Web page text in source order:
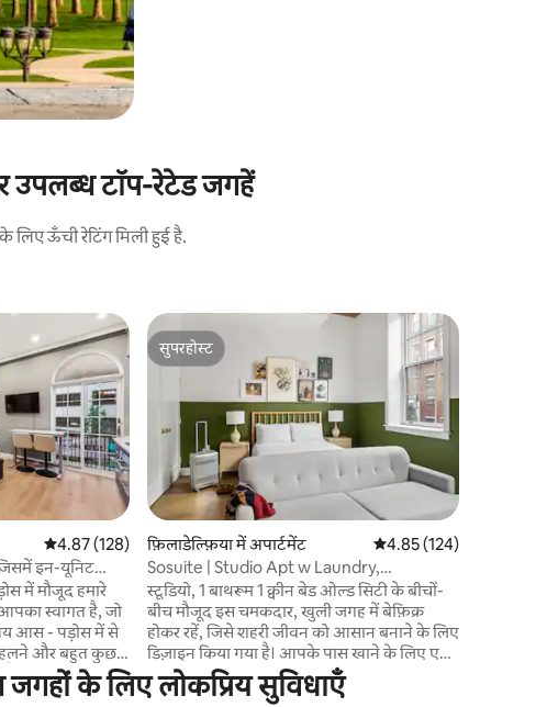
उपलब्ध टॉप-रेटेड जगहें
ऊँची रेटिंग मिली हुई है.
औसत रेटिंग 5 में से 4.87, 128 समीक्षाएँ
4.87 (128)
इन-यूनिट
में मौजूद हमारे
स्वागत है, जो
आस - पड़ोस में से
और बहुत कुछ
एक
इन - सीलिंग
सुपरहोस्ट
सुपरहोस्ट
फ़िलाडेल्फ़िया में अपार्टमेंट औसत रेटिंग 5 में से 4.85,
4.85 (124)
Sosuite | Studio Apt w Laundry,
Courtyard View
स्टूडियो, 1 बाथरूम 1 क्वीन बेड ओल्ड सिटी के बीचों-
बीच मौजूद इस चमकदार, खुली जगह में बेफ़िक्र
होकर रहें, जिसे शहरी जीवन को आसान बनाने के लिए
डिज़ाइन किया गया है। आपके पास खाने के लिए एक
पूरा किचन होगा, आराम करने के लिए एक
आरामदायक लाउंज सेटअप होगा और लंबी बुकिंग के
के लिए लोकप्रिय सुविधाएँ